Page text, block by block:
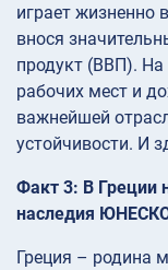
играет жизненно
внося
продукт (ВВП). На
рабочих мест и
важнейшей
устойчивости. И
Факт 3: В Греции
наследия
Греция – родина